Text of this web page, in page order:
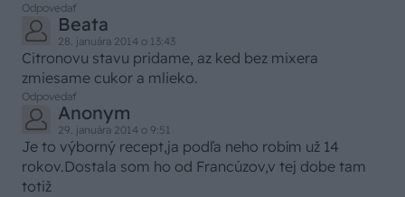
Odpovedať
Beata
28. januára 2014 o 13:43
Citronovu stavu pridame, az ked bez mixera
zmiesame cukor a mlieko.
Odpovedať
Anonym
29. januára 2014 o 9:51
Je to výborný recept,ja podľa neho robím už 14
rokov.Dostala som ho od Francúzov,v tej dobe tam
totiž